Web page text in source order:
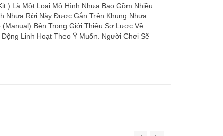
) Là Một Loại Mô Hình Nhựa Bao Gồm Nhiều
Nhựa Rời Này Được Gắn Trên Khung Nhựa
Bên Trong Giới Thiệu Sơ Lược Về
Linh Hoạt Theo Ý Muốn. Người Chơi Sẽ